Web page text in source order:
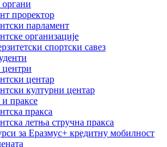
проректор
парламент
организације
спортски савез
центри
центар
културни центар
праксе
пракса
летња стручна пракса
за Еразмус+ кредитну мобилност